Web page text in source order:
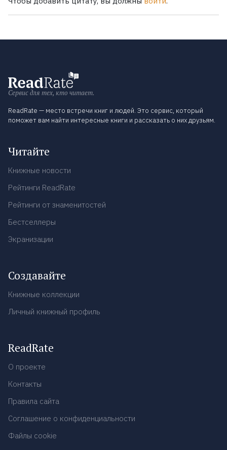
Сервис для тех, кто читает.
ReadRate — место встречи книг и людей. Это сервис, который
поможет вам найти интересные книги и рассказать о них друзьям.
Читайте
Книжные новости
Рейтинги ReadRate
Рейтинги от знаменитостей
Бестселлеры
Экранизации
Создавайте
Книжные коллекции
Личный книжный профиль
ReadRate
О проекте
Контакты
Правила сайта
Соглашение о конфиденциальности
Файлы cookie